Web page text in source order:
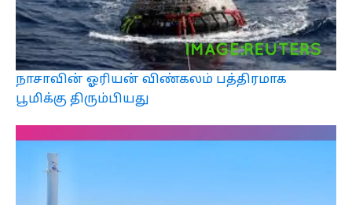
நாசாவின் ஓரியன் விண்கலம் பத்திரமாக
பூமிக்கு திரும்பியது